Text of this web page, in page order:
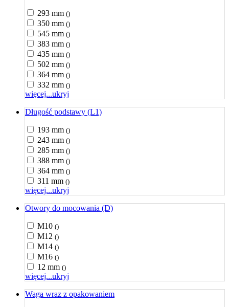
293 mm ()
350 mm ()
545 mm ()
383 mm ()
435 mm ()
502 mm ()
364 mm ()
332 mm ()
więcej...ukryj
Długość podstawy (L1)
193 mm ()
243 mm ()
285 mm ()
388 mm ()
364 mm ()
311 mm ()
więcej...ukryj
Otwory do mocowania (D)
M10 ()
M12 ()
M14 ()
M16 ()
12 mm ()
więcej...ukryj
Waga wraz z opakowaniem